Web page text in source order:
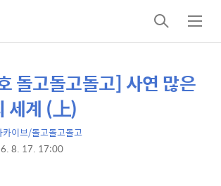
검
색
메
뉴
돌고돌고돌고] 사연 많은
세계 (上)
이브/돌고돌고돌고
8. 17. 17:00